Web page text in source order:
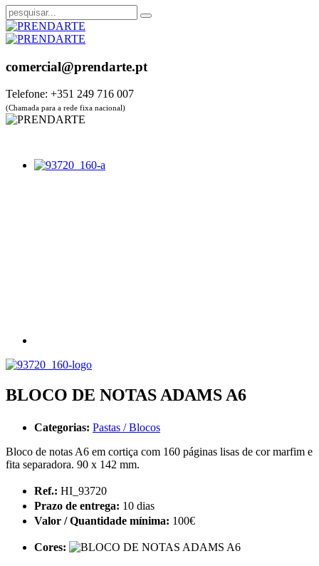
comercial@prendarte.pt
Telefone: +351 249 716 007
(Chamada para a rede fixa nacional)
BLOCO DE NOTAS ADAMS A6
Categorias: Pastas / Blocos
Bloco de notas A6 em cortiça com 160 páginas lisas de cor marfim e
fita separadora. 90 x 142 mm.
Ref.: HI_93720
Prazo de entrega: 10 dias
Valor / Quantidade mínima: 100€
Cores: